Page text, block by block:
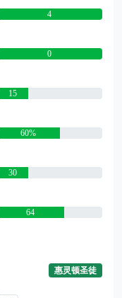
4
0
15
60%
30
64
惠灵顿圣徒